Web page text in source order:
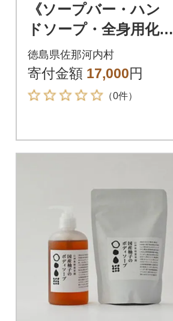
《ソープバー・ハン
ドソープ・全身用化粧
水:計5個》「山神果樹
薬草園」 柚子のウォ
ッシュ&ケアセットD
徳島県佐那河内村
寄付金額 17,000円
（0件）